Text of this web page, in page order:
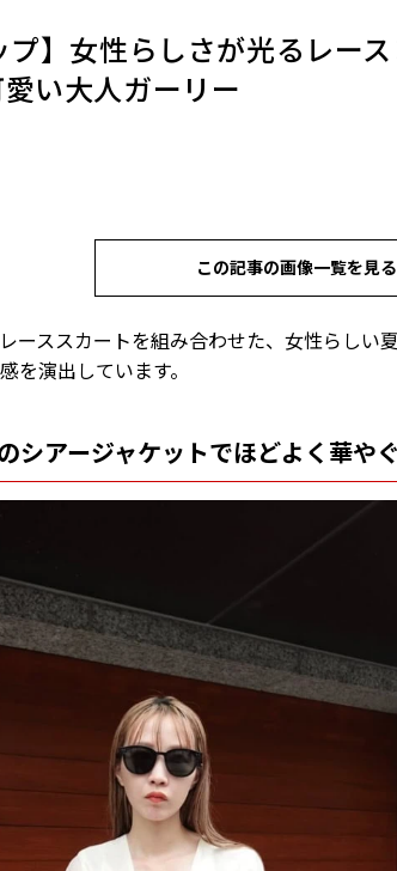
プ】女性らしさが光るレ
い大人ガーリー
この記事の画像一覧を見る
ーススカートを組み合わせた、女性らしい
を演出しています。
シアージャケットでほどよく華や